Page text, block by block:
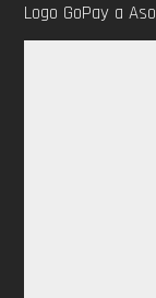
Logo GoPay a